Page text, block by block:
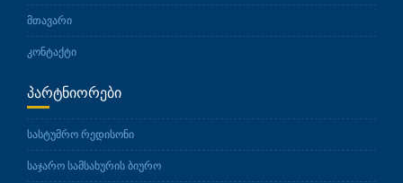
მთავარი
კონტაქტი
ᲞᲐᲠᲢᲜᲘᲝᲠᲔᲑᲘ
სასტუმრო რედისონი
საჯარო სამსახურის ბიურო